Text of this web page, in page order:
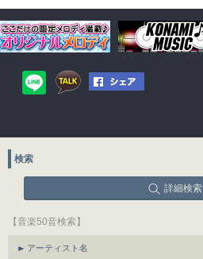
検索
詳細検索
【音楽50音検索】
アーティスト名